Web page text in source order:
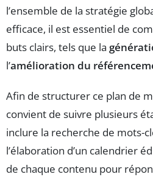
l’ensemble de la stratégie
efficace, il est essentiel de
buts clairs, tels que la
l’amélioration du
Afin de structurer ce plan de
convient de suivre plusieurs
inclure la recherche de mots-
l’élaboration d’un calendrier
de chaque contenu pour